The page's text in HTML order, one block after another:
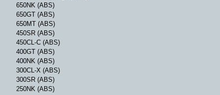
650NK (ABS)
650GT (ABS)
650MT (ABS)
450SR (ABS)
450CL-C (ABS)
400GT (ABS)
400NK (ABS)
300CL-X (ABS)
300SR (ABS)
250NK (ABS)